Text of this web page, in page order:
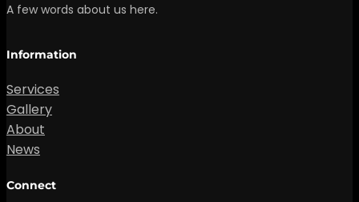
A few words about us here.
Information
Services
Gallery
About
News
Connect